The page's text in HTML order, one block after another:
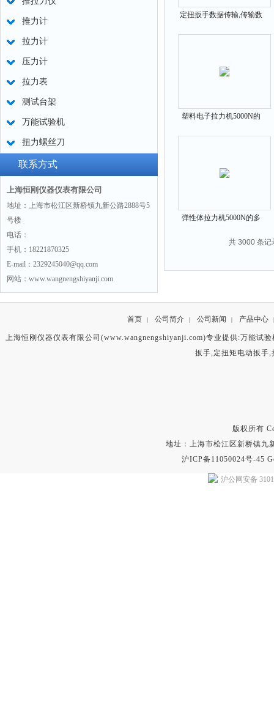
推力计
拉力计
压力计
拉力表
测试台架
万能试验机
扭力螺丝刀
联系方式
上海恒刚仪器仪表有限公司
地址：上海市松江区新桥镇九新公路2888号5
号楼
电话：
手机：18221870325
E-mail：2329245040@qq.com
网站：www.wangnengshiyanji.com
定扭扳手数据传输,传输数
塑料电子拉力机5000N的
弹性体拉力机5000N的多
共 3000 条
首页 | 公司简介 | 公司新闻 | 产品中心 |
上海恒刚仪器仪表有限公司(www.wangnengshiyanji.com)专业提供:万能试验
扳手, 定扭矩电动扳手,
版权所有
地址：上海市松江区新桥镇九
沪ICP备11050024号-45
沪公网安备